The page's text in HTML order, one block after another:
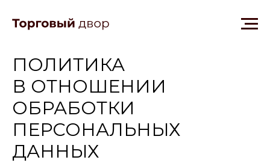
ПОЛИТИКА
В ОТНОШЕНИИ
ОБРАБОТКИ
ПЕРСОНАЛЬНЫХ
ДАННЫХ